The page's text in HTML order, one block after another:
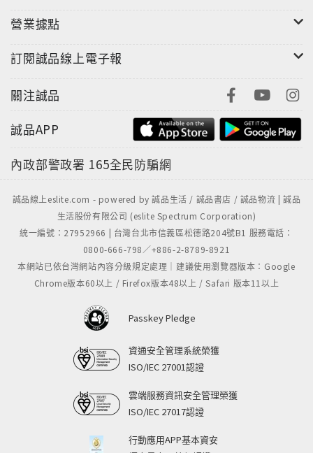
營業據點
訂閱誠品線上電子報
關注誠品
誠品APP
內政部警政署 165全民防騙網
誠品線上eslite.com - powered by 誠品生活 / 誠品書店 / 誠品物流 | 誠品
生活股份有限公司 (eslite Spectrum Corporation)
統一編號：27952966 | 台灣台北市信義區松德路204號B1 服務電話：
0800-666-798／+886-2-8789-8921
本網站已依台灣網站內容分級規定處理｜建議使用瀏覽器版本：Google
Chrome版本60以上 / Firefox版本48以上 / Safari 版本11以上
Passkey Pledge
資通安全管理系統榮獲
ISO/IEC 27001認證
雲端服務資訊安全管理榮獲
ISO/IEC 27017認證
行動應用APP基本資安